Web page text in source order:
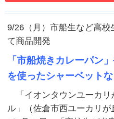
9/26（月）市船生など高校
て商品開発
「市船焼きカレーパン
を使ったシャーベット
「イオンタウンユーカ
ル」（佐倉市西ユーカリ